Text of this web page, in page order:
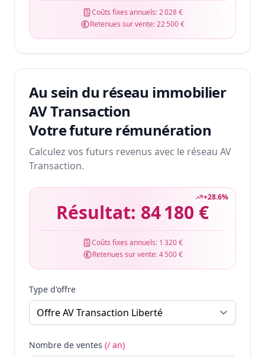
Coûts fixes annuels:2 028 €
Retenues sur vente:22 500 €
Au sein du réseau immobilier
AV Transaction
Votre future rémunération
Calculez vos futurs revenus avec le réseau AV
Transaction.
+28.6%
Résultat: 84 180 €
Coûts fixes annuels: 1 320 €
Retenues sur vente:4 500 €
Type d'offre
Nombre de ventes (/ an)